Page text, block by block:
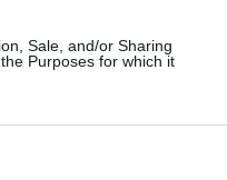
Sale, and/or Sharing
Purposes for which it